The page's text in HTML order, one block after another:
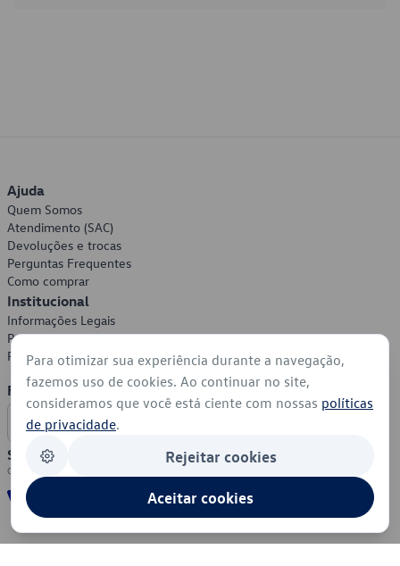
Ajuda
Quem Somos
Atendimento (SAC)
Devoluções e trocas
Perguntas Frequentes
Como comprar
Institucional
Informações Legais
Política de Privacidade
Política de Cookies
Formas de Pagamento
Segurança
Para otimizar sua experiência durante a navegação,
fazemos uso de cookies. Ao continuar no site,
consideramos que você está ciente com nossas políticas
de privacidade.
Rejeitar cookies
Aceitar cookies